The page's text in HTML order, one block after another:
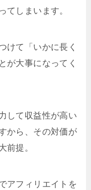
てしまいます。
けて「いかに長く
が大事になってく
して収益性が高い
から、その対価が
前提。
アフィリエイトを